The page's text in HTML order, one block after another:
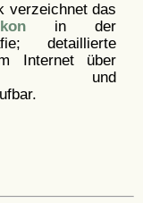
verzeichnet das
in der
detaillierte
Internet über